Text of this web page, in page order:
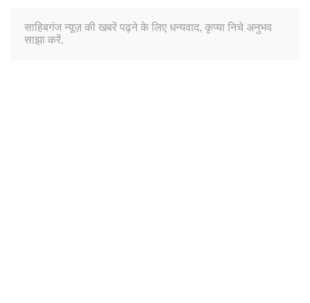
साहिबगंज न्यूज़ की खबरें पढ़ने के लिए धन्यवाद, कृप्या निचे अनुभव
साझा करें.